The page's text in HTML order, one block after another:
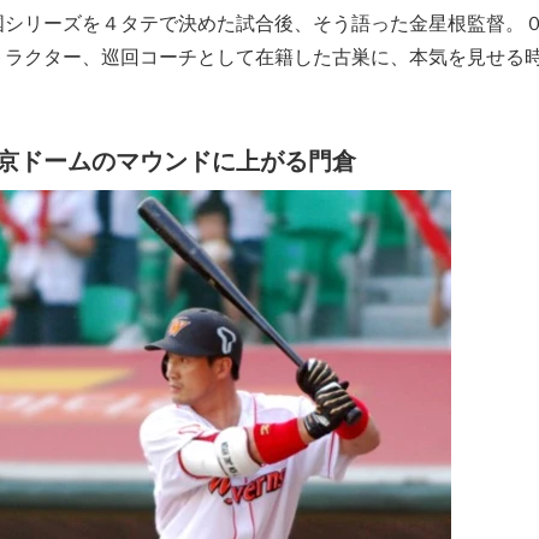
リーズを４タテで決めた試合後、そう語った金星根監督。
クター、巡回コーチとして在籍した古巣に、本気を見せる
ドームのマウンドに上がる門倉